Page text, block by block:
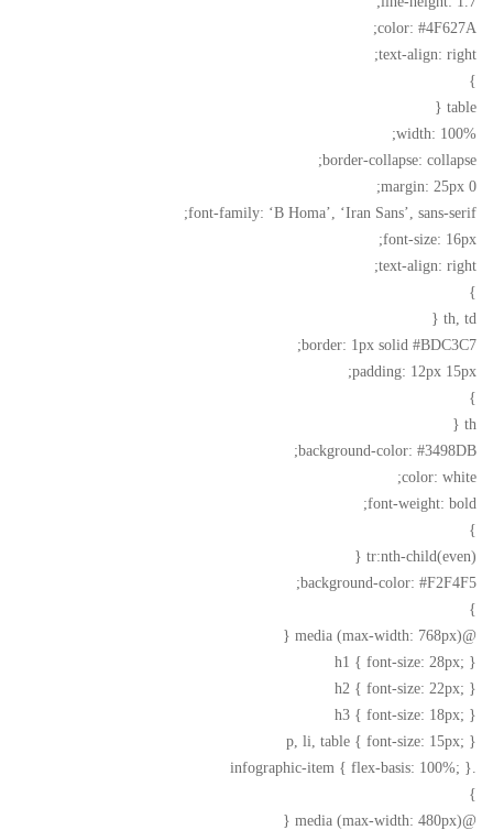
color: #4F627A;
text-align: right;
}
table {
width: 100%;
border-collapse: collapse;
margin: 25px 0;
font-family: ‘B Homa’, ‘Iran Sans’, sans-serif;
font-size: 16px;
text-align: right;
}
th, td {
border: 1px solid #BDC3C7;
padding: 12px 15px;
}
th {
background-color: #3498DB;
color: white;
font-weight: bold;
}
tr:nth-child(even) {
background-color: #F2F4F5;
}
@media (max-width: 768px) {
h1 { font-size: 28px; }
h2 { font-size: 22px; }
h3 { font-size: 18px; }
p, li, table { font-size: 15px; }
.infographic-item { flex-basis: 100%; }
}
@media (max-width: 480px) {